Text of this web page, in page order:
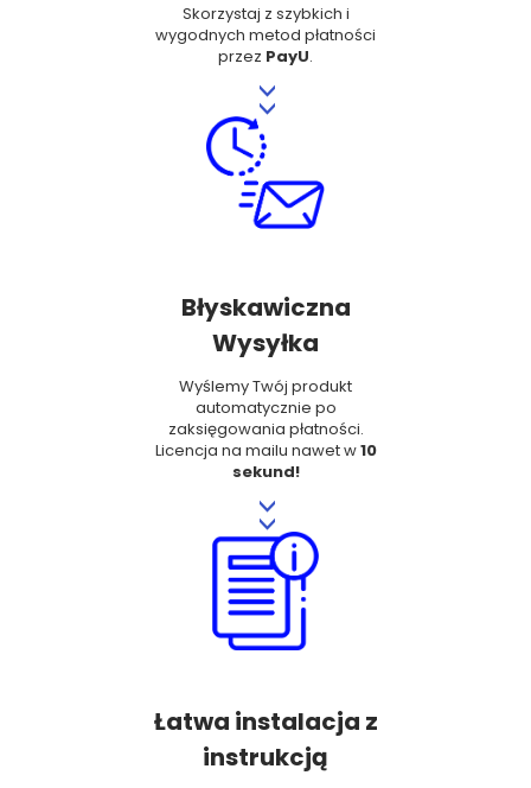
Skorzystaj z szybkich i
wygodnych metod płatności
przez PayU.
>>
Błyskawiczna
Wysyłka
Wyślemy Twój produkt
automatycznie po
zaksięgowania płatności.
Licencja na mailu nawet w10
sekund!
>>
Łatwa instalacja z
instrukcją